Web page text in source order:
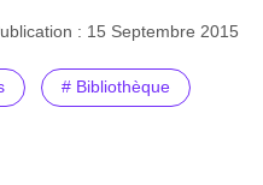
: 15 Septembre 2015
# Bibliothèque